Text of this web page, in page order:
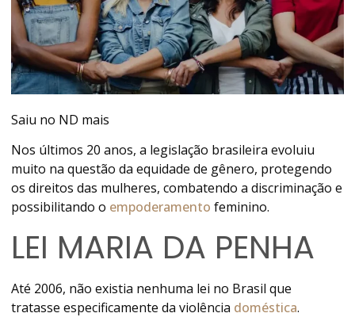
Saiu no ND mais
Nos últimos 20 anos, a legislação brasileira evoluiu
muito na questão da equidade de gênero, protegendo
os direitos das mulheres, combatendo a discriminação e
possibilitando o empoderamento feminino.
LEI MARIA DA PENHA
Até 2006, não existia nenhuma lei no Brasil que
tratasse especificamente da violência doméstica.